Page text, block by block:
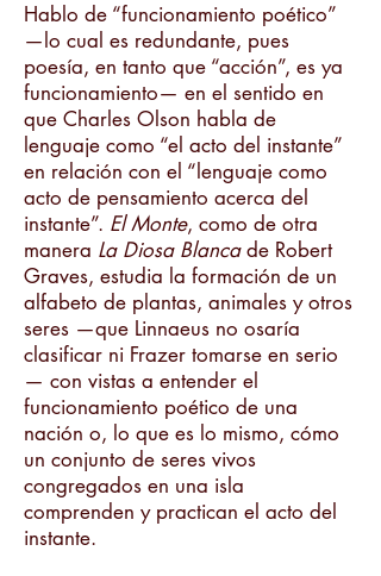
Hablo de “funcionamiento poético”
—lo cual es redundante, pues
poesía, en tanto que “acción”, es ya
funcionamiento— en el sentido en
que Charles Olson habla de
lenguaje como “el acto del instante”
en relación con el “lenguaje como
acto de pensamiento acerca del
instante”. El Monte, como de otra
manera La Diosa Blancade Robert
Graves, estudia la formación de un
alfabeto de plantas, animales y otros
seres —que Linnaeus no osaría
clasificar ni Frazer tomarse en serio
— con vistas a entender el
funcionamiento poético de una
nación o, lo que es lo mismo, cómo
un conjunto de seres vivos
congregados en una isla
comprenden y practican el acto del
instante.